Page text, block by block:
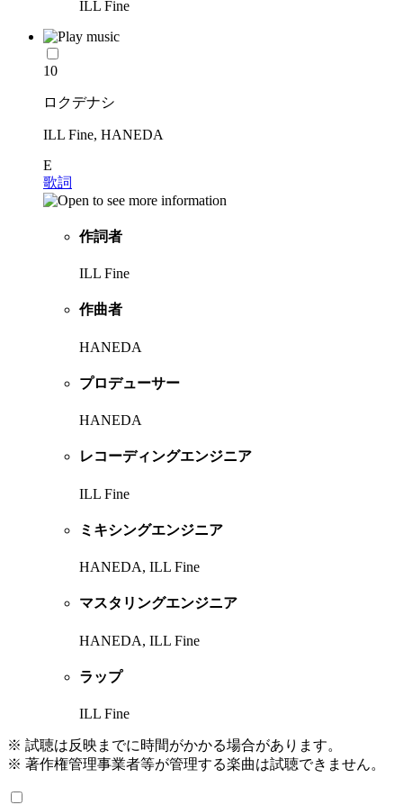
ILL Fine
10
ロクデナシ
ILL Fine, HANEDA
E
歌詞
作詞者
ILL Fine
作曲者
HANEDA
プロデューサー
HANEDA
レコーディングエンジニア
ILL Fine
ミキシングエンジニア
HANEDA, ILL Fine
マスタリングエンジニア
HANEDA, ILL Fine
ラップ
ILL Fine
※ 試聴は反映までに時間がかかる場合があります。
※ 著作権管理事業者等が管理する楽曲は試聴できません。